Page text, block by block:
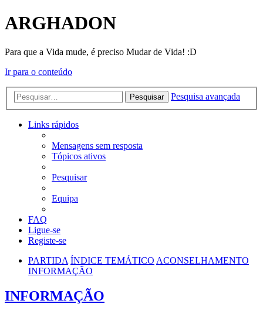
ARGHADON
Para que a Vida mude, é preciso Mudar de Vida! :D
Ir para o conteúdo
Pesquisar Pesquisa avançada
Links rápidos
Mensagens sem resposta
Tópicos ativos
Pesquisar
Equipa
FAQ
Ligue-se
Registe-se
PARTIDA ÍNDICE TEMÁTICO ACONSELHAMENTO
INFORMAÇÃO
INFORMAÇÃO